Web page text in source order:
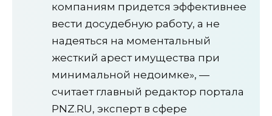
компаниям придется эффективнее
вести досудебную работу, а не
надеяться на моментальный
жесткий арест имущества при
минимальной недоимке», —
считает главный редактор портала
PNZ.RU, эксперт в сфере